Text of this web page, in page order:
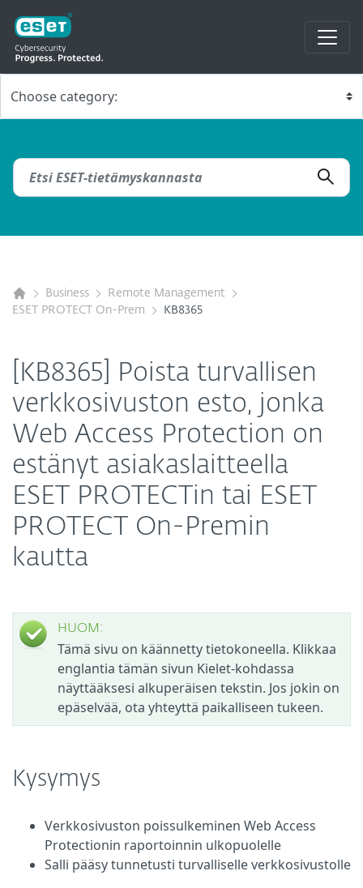
Business
Remote Management
ESET PROTECT On-Prem
KB8365
[KB8365] Poista turvallisen
verkkosivuston esto, jonka
Web Access Protection on
estänyt asiakaslaitteella
ESET PROTECTin tai ESET
PROTECT On-Premin
kautta
HUOM:
Tämä sivu on käännetty tietokoneella. Klikkaa
englantia tämän sivun Kielet-kohdassa
näyttääksesi alkuperäisen tekstin. Jos jokin on
epäselvää, ota yhteyttä paikalliseen tukeen.
Kysymys
Verkkosivuston poissulkeminen Web Access
Protectionin raportoinnin ulkopuolelle
Salli pääsy tunnetusti turvalliselle verkkosivustolle